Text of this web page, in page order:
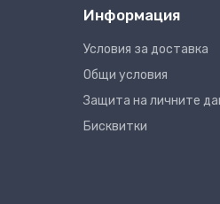
Информация
Условия за доставка
Общи условия
Защита на личните
Бисквитки